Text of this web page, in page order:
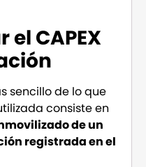
CAPEX
sencillo de lo que
consiste en
de un
registrada en el